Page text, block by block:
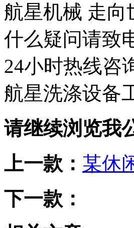
航星机械 走
什么疑问请致
24小时热线咨
航星洗涤设备
请继续浏览我
上一款： 某休
下一款：